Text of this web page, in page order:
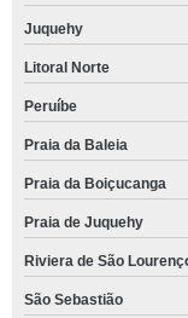
Juquehy
Litoral Norte
Peruíbe
Praia da Baleia
Praia da Boiçucanga
Praia de Juquehy
Riviera de São
São Sebastião